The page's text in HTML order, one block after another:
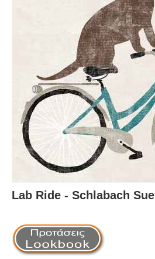
Lab Ride - Schlabach Sue